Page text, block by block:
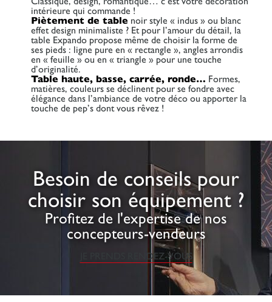
intérieure qui commande !
Piètement de table noir style « indus » ou blanc
effet design minimaliste ? Et pour l’amour du détail, la
table Expando propose même de choisir la forme de
ses pieds : ligne pure en « rectangle », angles arrondis
en « feuille » ou en « triangle » pour une touche
d’originalité.
Table haute, basse, carrée, ronde… Formes,
matières, couleurs se déclinent pour se fondre avec
élégance dans l’ambiance de votre déco ou apporter la
touche de pep’s dont vous rêvez !
Besoin de conseils pour
choisir son équipement ?
Profitez de l'expertise de nos
concepteurs-vendeurs
JE PRENDS RENDEZ-VOUS